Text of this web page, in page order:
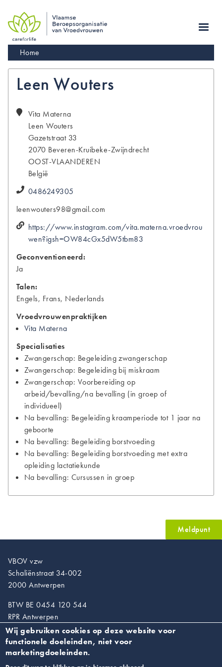
main
navigation
Kruimelpad
Home
Leen Wouters
Vita Materna
Leen Wouters
Gazetstraat 33
2070 Beveren-Kruibeke-Zwijndrecht
OOST-VLAANDEREN
België
0486249305
leenwouters98@gmail.com
https://www.instagram.com/vita.materna.vroedvrou
wen?igsh=OW84cGx5dW5tbm83
Geconventioneerd:
Ja
Talen:
Engels, Frans, Nederlands
Vroedvrouwenpraktijken
Vita Materna
Specialisaties
Zwangerschap: Begeleiding zwangerschap
Zwangerschap: Begeleiding bij miskraam
Zwangerschap: Voorbereiding op
arbeid/bevalling/na bevalling (in groep of
individueel)
Na bevalling: Begeleiding kraamperiode tot 1 jaar na
geboorte
Na bevalling: Begeleiding borstvoeding
Na bevalling: Begeleiding borstvoeding met extra
opleiding lactatiekunde
Na bevalling: Cursussen in groep
Meldpunt
VBOV vzw
Schaliënstraat 34-002
2000 Antwerpen
BTW BE 0454 120 544
RPR Antwerpen
T. 03/218.89.67
info@vroedvrouwen.be
Wij gebruiken cookies op deze website voor
functionele doeleinden, niet voor
marketingdoeleinden.